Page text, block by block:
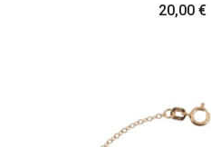
20,00€